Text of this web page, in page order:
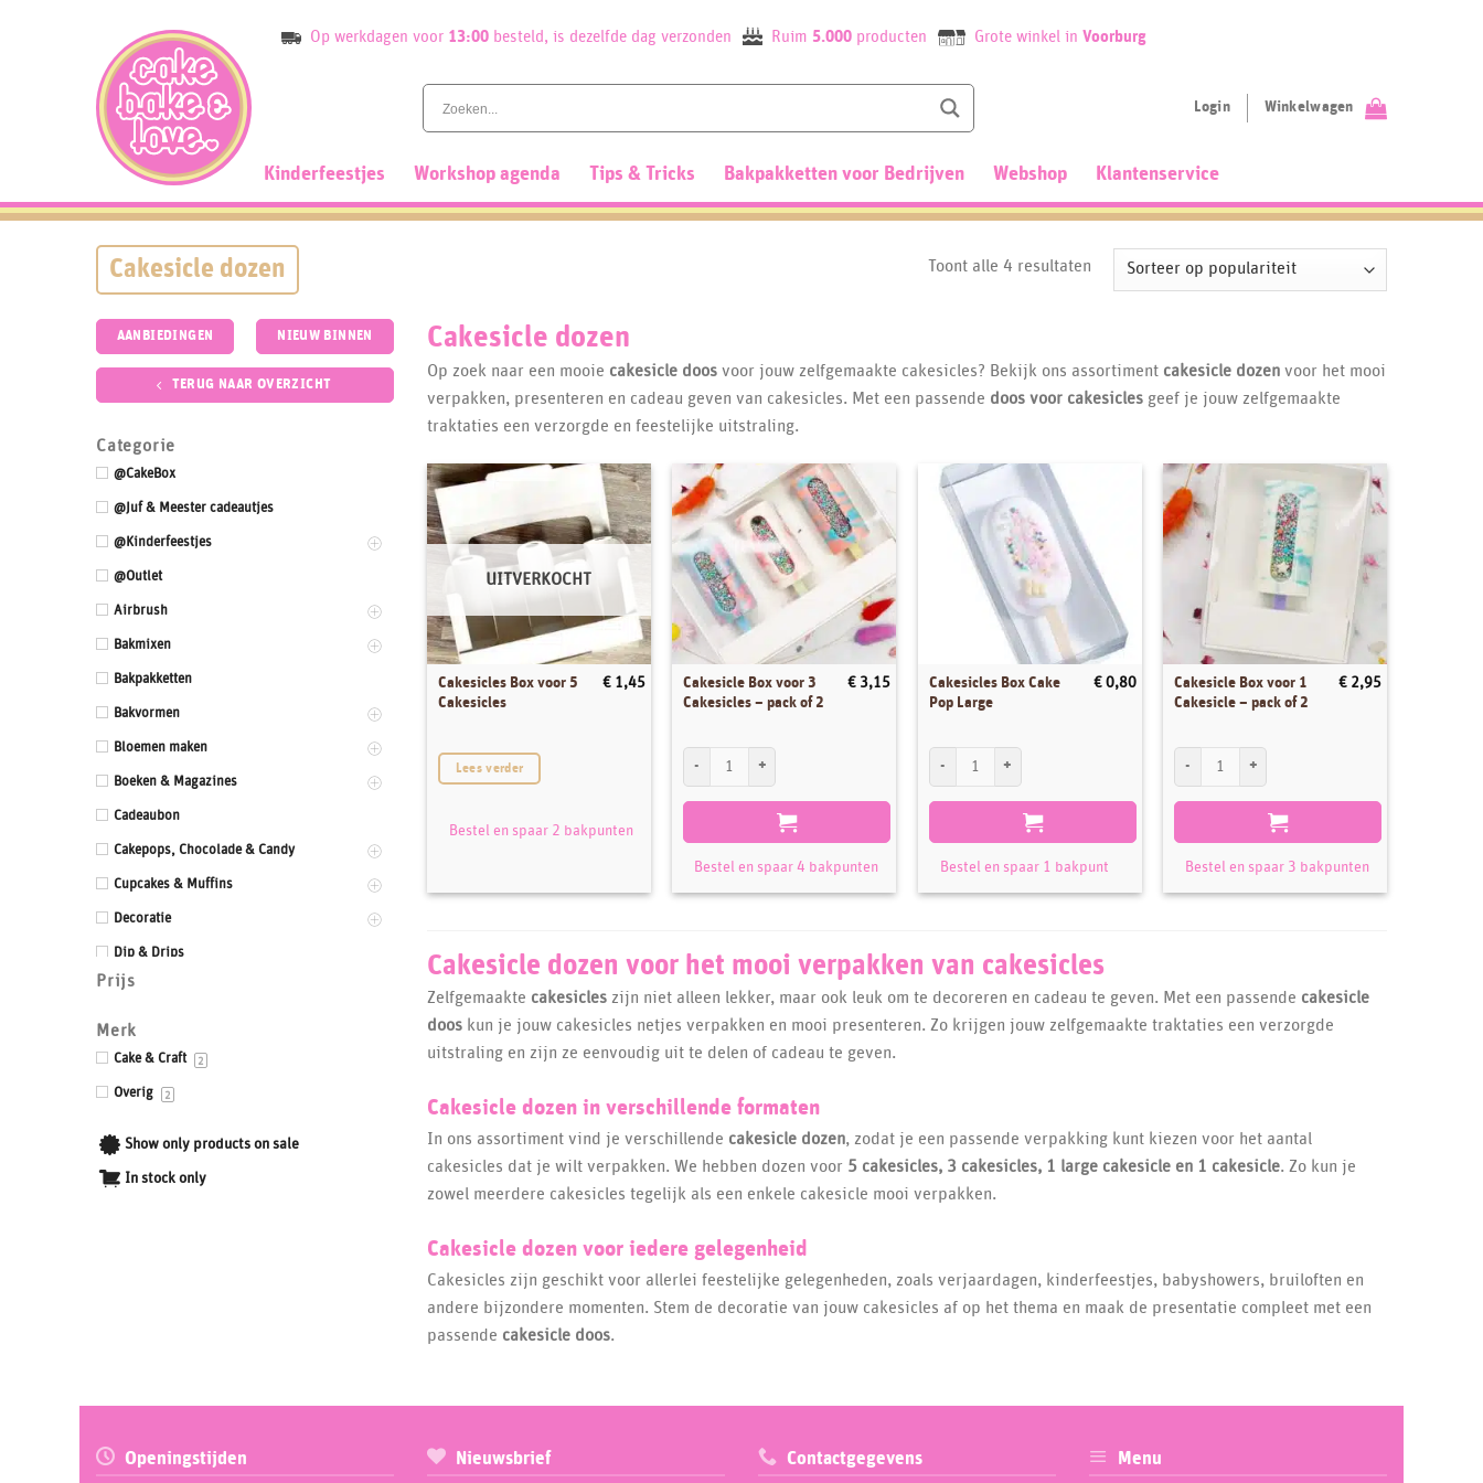
Op werkdagen voor 13:00besteld, is dezelfde dag verzonden Ruim 5.000producten Grote winkel in Voorburg
Login Winkelwagen
Kinderfeestjes Workshop agenda Tips & Tricks Bakpakketten voor Bedrijven Webshop Klantenservice
Cakesicle dozen Toont alle 4 resultatenGesorteerd
AANBIEDINGEN NIEUW BINNEN
TERUG NAAR OVERZICHT
Categorie
@CakeBox
@Juf & Meester cadeautjes
@Kinderfeestjes
@Outlet
Airbrush
Bakmixen
Bakpakketten
Bakvormen
Bloemen maken
Boeken & Magazines
Cadeaubon
Cakepops, Chocolade & Candy
Cupcakes & Muffins
Decoratie
Dip & Drips
Dozen & Dummies
Drums & Boards
Eetbaar kant
Eetbare prints
Gepersonaliseerde Taarttoppers
Gereedschappen & Materialen
Standaards
Prijs
Merk
Cake & Craft 2
Overig 2
Show only products on sale
In stock only
Cakesicle dozen
Op zoek naar een mooie cakesicle doos voor jouw zelfgemaakte cakesicles? Bekijk ons assortiment cakesicle dozen voor het mooi
verpakken, presenteren en cadeau geven van cakesicles. Met een passende doos voor cakesicles geef je jouw zelfgemaakte
traktaties een verzorgde en feestelijke uitstraling.
UITVERKOCHT
Cakesicles Box voor 5
Cakesicles
€1,45
Lees verder
Bestel en spaar 2 bakpunten
Cakesicle Box voor 3
Cakesicles – pack of 2
€ 3,15
Bestel en spaar 4 bakpunten
Cakesicles Box Cake
Pop Large
€0,80
Bestel en spaar 1 bakpunt
Cakesicle Box voor 1
Cakesicle – pack of 2
€ 2,95
Bestel en spaar 3 bakpunten
Cakesicle dozen voor het mooi verpakken van cakesicles
Zelfgemaakte cakesicles zijn niet alleen lekker, maar ook leuk om te decoreren en cadeau te geven. Met een passende cakesicle
doos kun je jouw cakesicles netjes verpakken en mooi presenteren. Zo krijgen jouw zelfgemaakte traktaties een verzorgde
uitstraling en zijn ze eenvoudig uit te delen of cadeau te geven.
Cakesicle dozen in verschillende formaten
In ons assortiment vind je verschillende cakesicle dozen, zodat je een passende verpakking kunt kiezen voor het aantal
cakesicles dat je wilt verpakken. We hebben dozen voor 5 cakesicles, 3 cakesicles, 1 large cakesicle en 1 cakesicle. Zo kun je
zowel meerdere cakesicles tegelijk als een enkele cakesicle mooi verpakken.
Cakesicle dozen voor iedere gelegenheid
Cakesicles zijn geschikt voor allerlei feestelijke gelegenheden, zoals verjaardagen, kinderfeestjes, babyshowers, bruiloften en
andere bijzondere momenten. Stem de decoratie van jouw cakesicles af op het thema en maak de presentatie compleet met een
passende cakesicle doos.
Openingstijden Nieuwsbrief Contactgegevens Menu